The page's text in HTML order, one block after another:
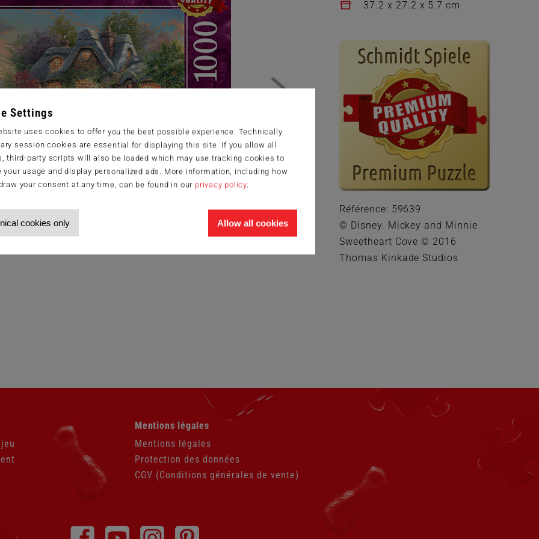
Settings
uses cookies to offer you the best possible experience. Technically
session cookies are essential for displaying this site. If you allow all
third-party scripts will also be loaded which may use tracking cookies to
your usage and display personalized ads. More information, including how
your consent at any time, can be found in our privacy policy.
cookies only Allow all cookies
37.2 x 27.2 x 5.7 cm
Référence: 59639
© Disney. Mickey and Minnie
Sweetheart Cove © 2016
Thomas Kinkade Studios
au
Mentions légales
Mentions légales
Protection des données
CGV (Conditions générales de vente)